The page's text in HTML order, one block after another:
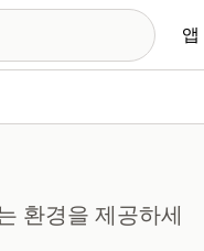
앱
환경을 제공하세